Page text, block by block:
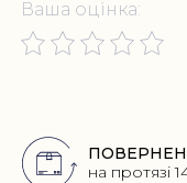
Ваша оцінка:
Переваги
на протязі